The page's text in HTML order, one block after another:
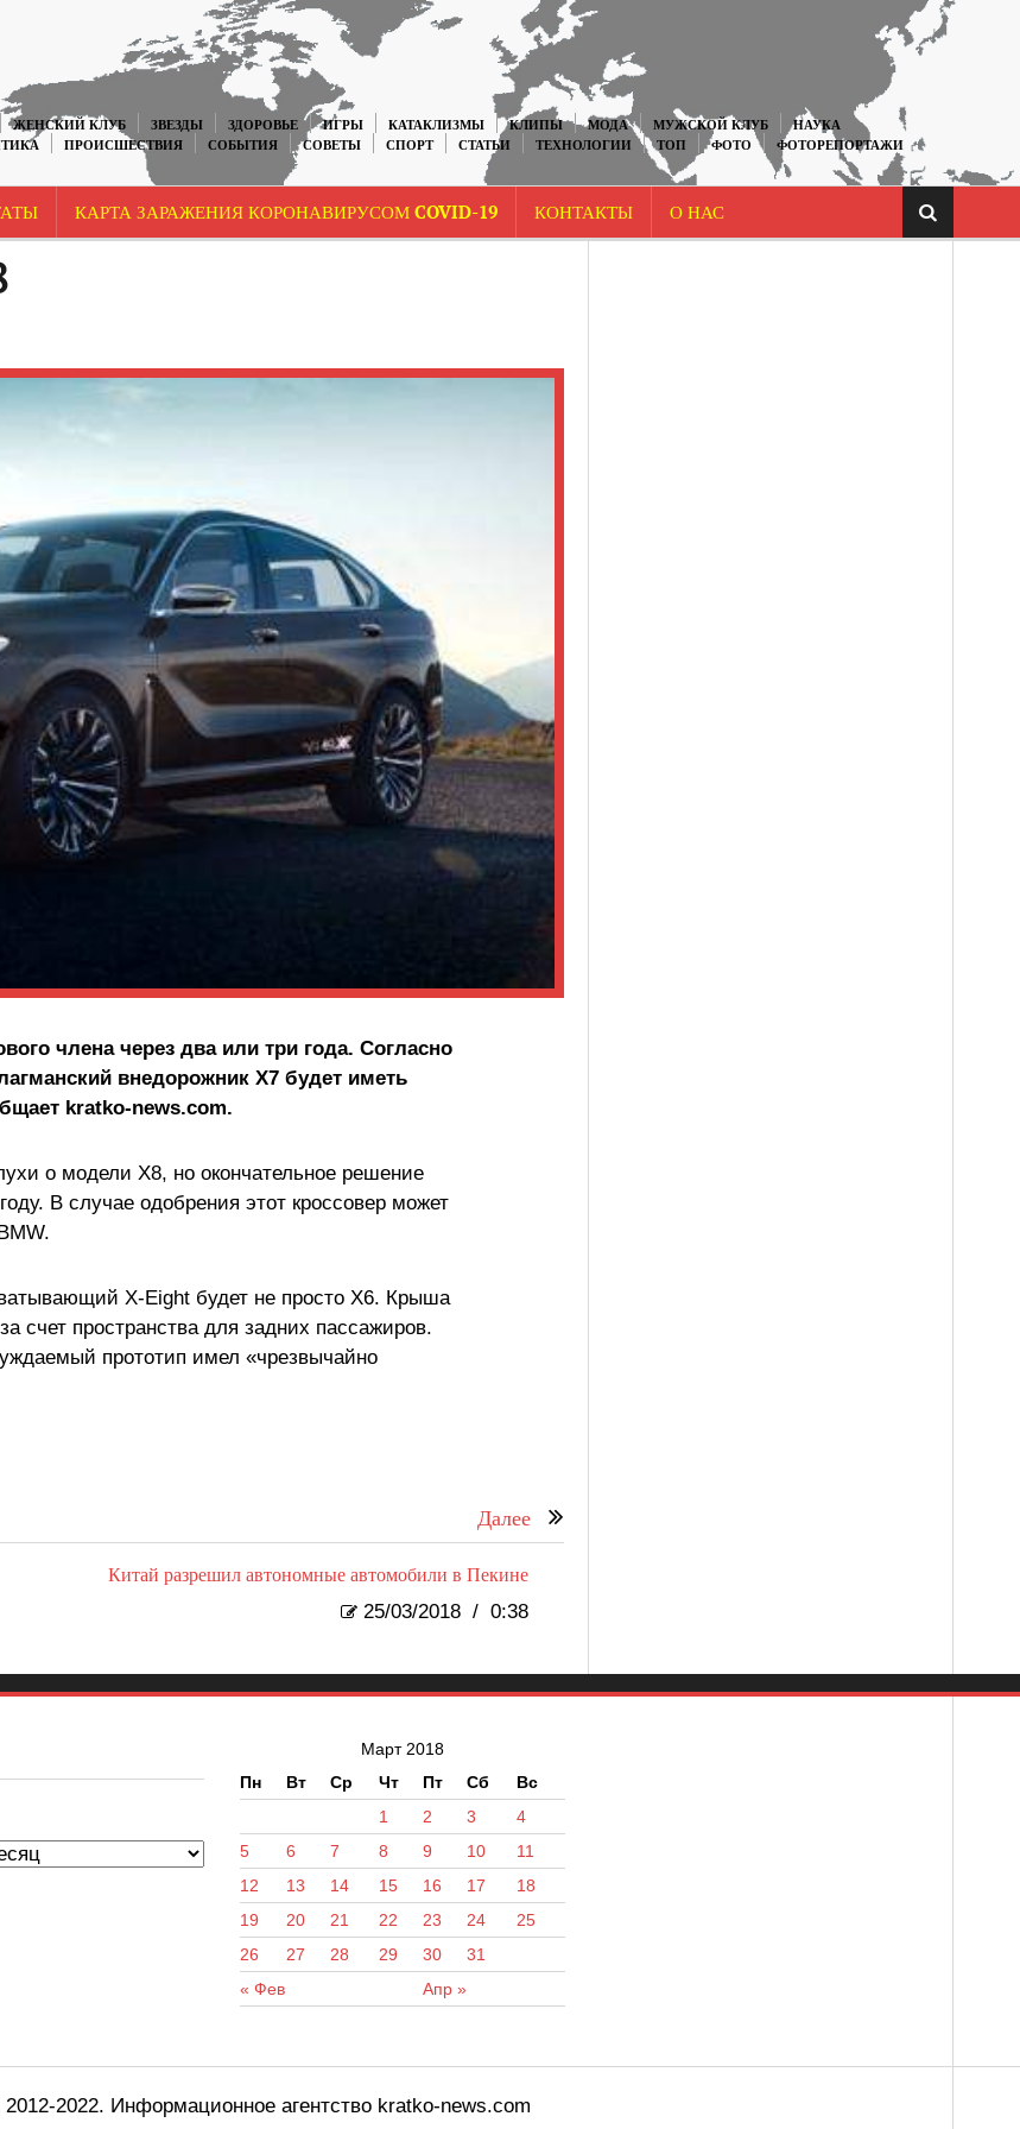
ЖЕНСКИЙ КЛУБ ЗВЕЗДЫ ЗДОРОВЬЕ ИГРЫ КАТАКЛИЗМЫ КЛИПЫ МОДА МУЖСКОЙ КЛУБ
НАУКА
ПРОИСШЕСТВИЯ СОБЫТИЯ СОВЕТЫ СПОРТ СТАТЬИ ТЕХНОЛОГИИ ТОП ФОТО
ФОТОРЕПОРТАЖИ
КАРТА ЗАРАЖЕНИЯ КОРОНАВИРУСОМ COVID-19 КОНТАКТЫ О НАС
члена через два или три года. Согласно
внедорожник X7 будет иметь
kratko-news.com.
о модели X8, но окончательное решение
В случае одобрения этот кроссовер может
X-Eight будет не просто X6. Крыша
счет пространства для задних пассажиров.
прототип имел «чрезвычайно
Далее
Китай разрешил автономные автомобили в Пекине
25/03/2018 / 0:38
Март 2018
Пн
Вт Ср Чт Пт Сб Вс
« Фев Апр »
1 2 3
4
5
6 7 8 9 10
11
12
13 14 15 16 17
18
19
20 21 22 23 24
25
26
27 28 29 30 31
2022. Информационное агентство kratko-news.com